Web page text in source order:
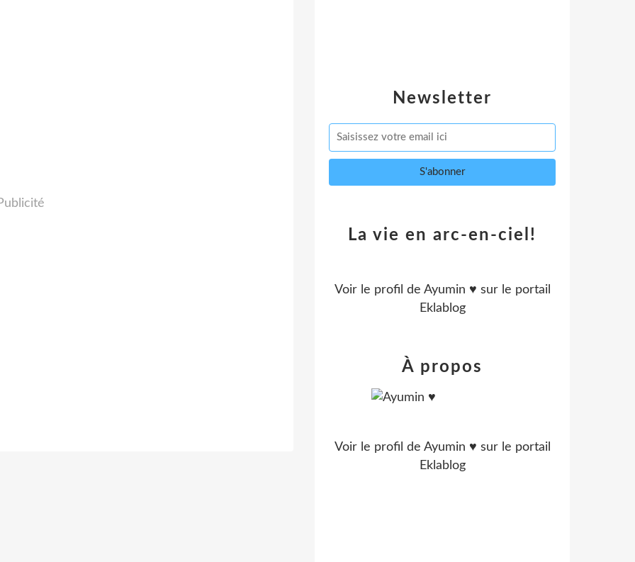
Newsletter
La vie en arc-en-ciel!
Voir le profil de Ayumin ♥ sur le portail
Eklablog
À propos
Voir le profil de Ayumin ♥ sur le portail
Eklablog